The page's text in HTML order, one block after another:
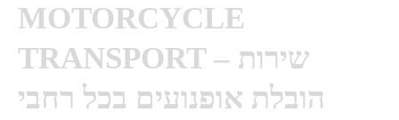
MOTORCYCLE
TRANSPORT – שירות
הובלת אופנועים בכל רחבי